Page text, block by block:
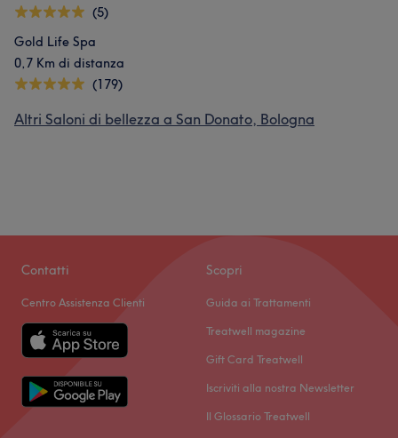
(5)
Gold Life Spa
0,7 Km di distanza
(179)
Altri Saloni di bellezza a San Donato, Bologna
Contatti
Centro Assistenza Clienti
Scopri
Guida ai Trattamenti
Treatwell magazine
Gift Card Treatwell
Iscriviti alla nostra Newsletter
Il Glossario Treatwell